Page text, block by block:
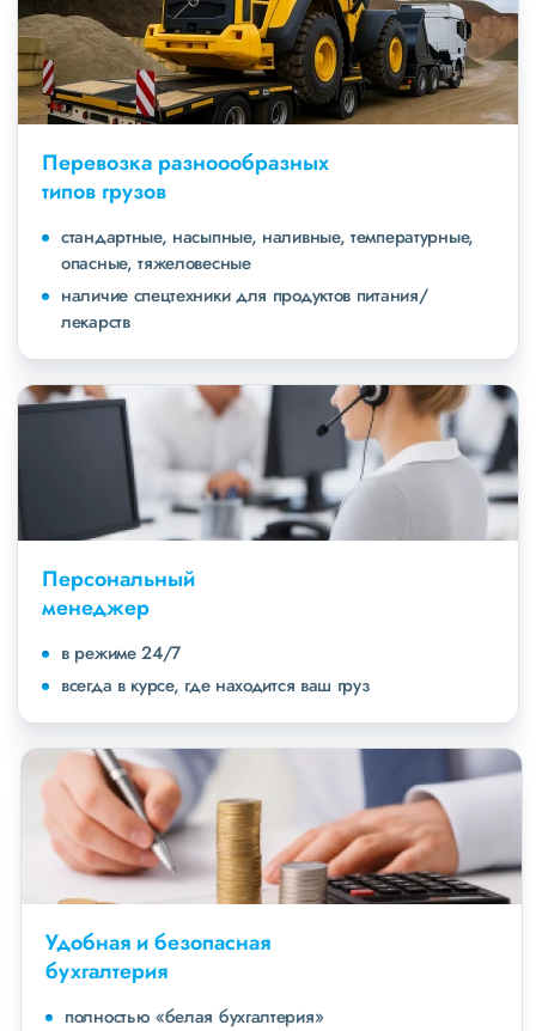
Перевозка разноообразных
типов грузов
стандартные, насыпные, наливные, температурные,
опасные, тяжеловесные
наличие спецтехники для продуктов питания/
лекарств
Персональный
менеджер
в режиме 24/7
всегда в курсе, где находится ваш груз
Удобная и безопасная
бухгалтерия
полностью «белая бухгалтерия»